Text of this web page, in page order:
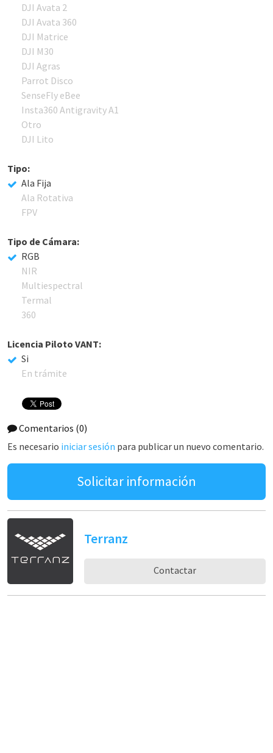
DJI Avata 2
DJI Avata 360
DJI Matrice
DJI M30
DJI Agras
Parrot Disco
SenseFly eBee
Insta360 Antigravity A1
Otro
DJI Lito
Tipo:
Ala Fija
Ala Rotativa
FPV
Tipo de Cámara:
RGB
NIR
Multiespectral
Termal
360
Licencia Piloto VANT:
Si
En trámite
Comentarios (0)
Es necesario iniciar sesión para publicar un nuevo comentario.
Solicitar información
Terranz
Contactar